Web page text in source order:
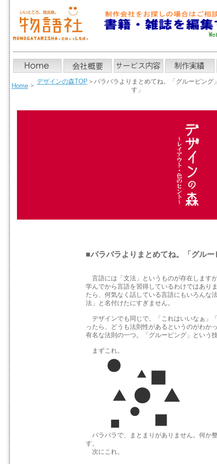
Home ＞
デザインの森TOP ＞バラバラよりまとめてね。「グルーピング
す」
■バラバラよりまとめてね。「グル
言語には「文法」というものが存在します
学んでから言語を習得しているわけではあり
たら、何気なく話している言語にもいろんな
法」と名付けたにすぎません。
デザインでも同じで、「これはいいなぁ」
ったら、どうも法則性があるというのがわか
有名な法則の一つ。「グルーピング」という
まずこれ。
バラバラで、まとまりがありません。何か
す。
次にこれ。